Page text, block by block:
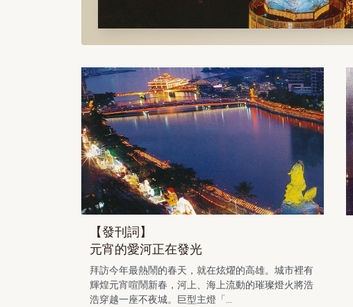
【發刊詞】
元宵的愛河正在發光
拜訪今年最熱鬧的春天，就在炫燿的高雄。城市裡有
輝煌元宵喧鬧新春，河上、海上流動的璀璨燈火將浩
浩穿越一座不夜城。巨型主燈「...